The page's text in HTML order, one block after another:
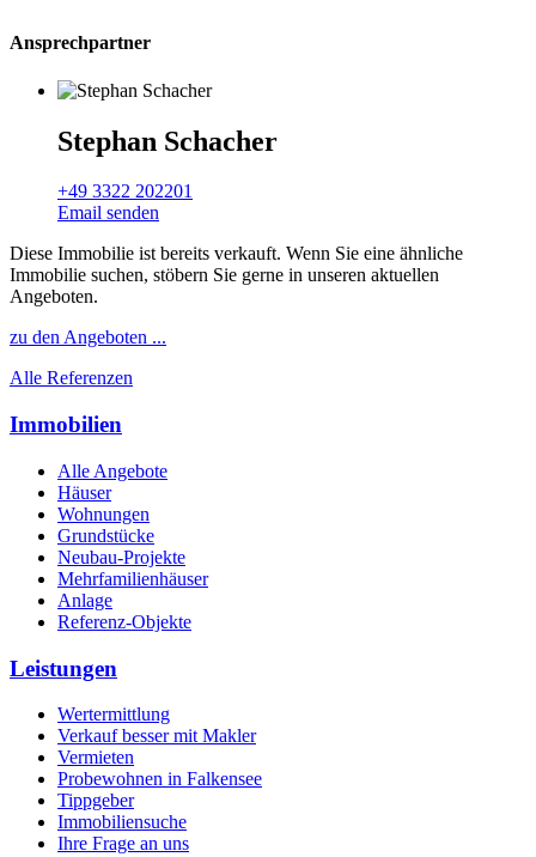
Ansprechpartner
Stephan Schacher
+49 3322 202201
Email senden
Diese Immobilie ist bereits verkauft. Wenn Sie eine ähnliche
Immobilie suchen, stöbern Sie gerne in unseren aktuellen
Angeboten.
zu den Angeboten ...
Alle Referenzen
Immobilien
Alle Angebote
Häuser
Wohnungen
Grundstücke
Neubau-Projekte
Mehrfamilienhäuser
Anlage
Referenz-Objekte
Leistungen
Wertermittlung
Verkauf besser mit Makler
Vermieten
Probewohnen in Falkensee
Tippgeber
Immobiliensuche
Ihre Frage an uns